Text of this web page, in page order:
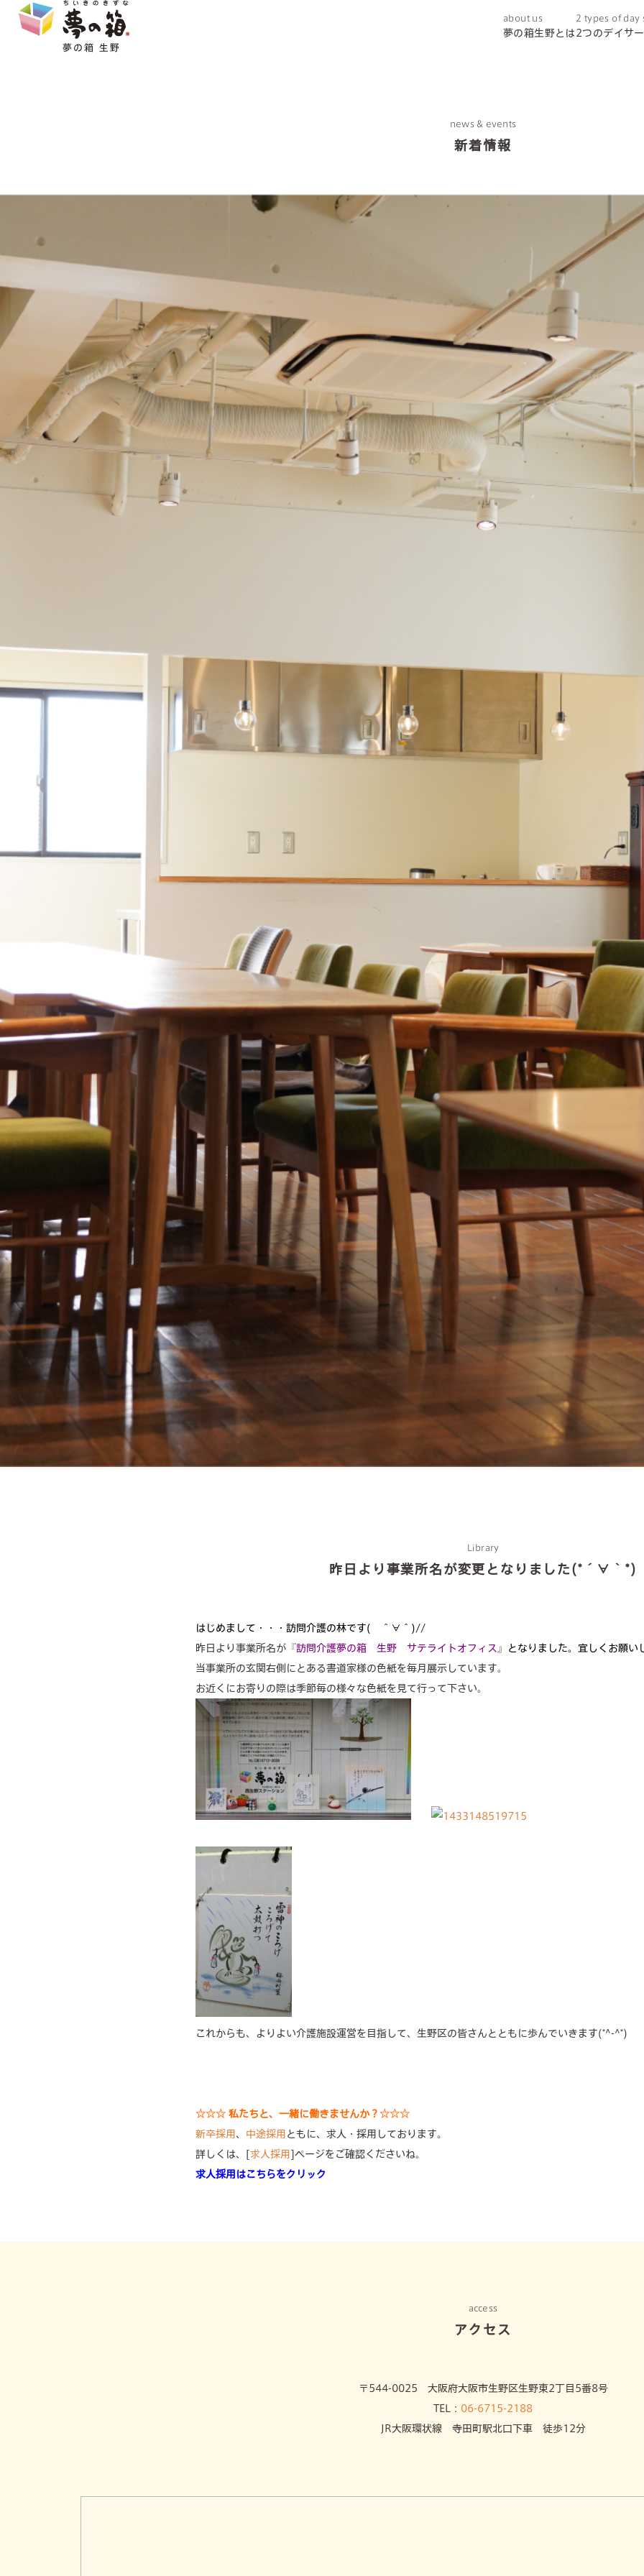
about us
夢の箱生野とは
2 types of day
2つのデイサ
about us
care plan center
news & events
新着情報
Library
昨日より事業所名が変更となりました(*´∀｀*)
はじめまして・・・訪問介護の林です( ＾∀＾)//
昨日より事業所名が『 訪問介護夢の箱 生野 サテライトオフィス 』となりました。宜しくお願
当事業所の玄関右側にとある書道家様の色紙を毎月展示しています。
お近くにお寄りの際は季節毎の様々な色紙を見て行って下さい。
これからも、よりよい介護施設運営を目指して、生野区の皆さんとともに歩んでいきます(*^-^*)
☆☆☆ 私たちと、一緒に働きませんか？☆☆☆
新卒採用 、 中途採用 ともに、求人・採用しております。
詳しくは、[ 求人採用
]ページをご確認くださいね。
求人採用はこちらをクリック
access
アクセス
〒544-0025 大阪府大阪市生野区生野東2丁目5番8号
TEL： 06-6715-2188
JR大阪環状線 寺田町駅北口下車 徒歩12分